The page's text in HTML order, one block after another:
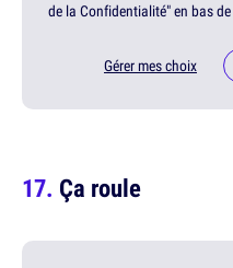
de la Confidentialité" en bas
Gérer mes choix
Ça roule